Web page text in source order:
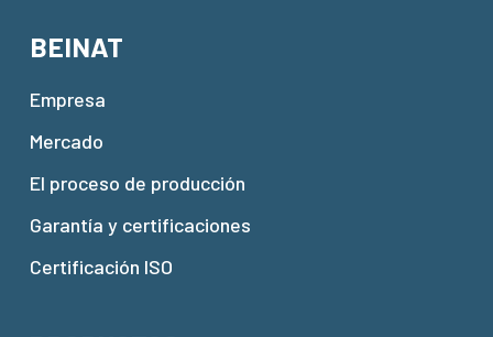
BEINAT
Empresa
Mercado
El proceso de producción
Garantía y certificaciones
Certificación ISO